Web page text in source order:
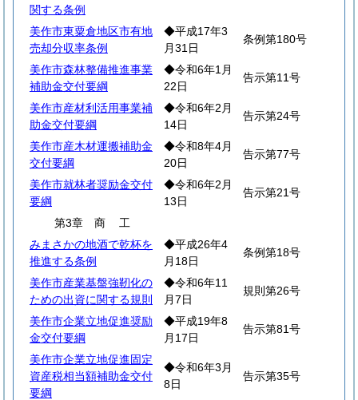
関する条例
美作市東粟倉地区市有地
売却分収率条例
◆平成17年3
月31日
条例第180号
美作市森林整備推進事業
補助金交付要綱
◆令和6年1月
22日
告示第11号
美作市産材利活用事業補
助金交付要綱
◆令和6年2月
14日
告示第24号
美作市産木材運搬補助金
交付要綱
◆令和8年4月
20日
告示第77号
美作市就林者奨励金交付
要綱
◆令和6年2月
13日
告示第21号
第3章 商 工
みまさかの地酒で乾杯を
推進する条例
◆平成26年4
月18日
条例第18号
美作市産業基盤強靭化の
ための出資に関する規則
◆令和6年11
月7日
規則第26号
美作市企業立地促進奨励
金交付要綱
◆平成19年8
月17日
告示第81号
美作市企業立地促進固定
資産税相当額補助金交付
要綱
◆令和6年3月
8日
告示第35号